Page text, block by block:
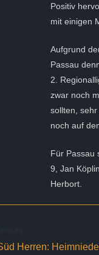
Positiv
mit einigen
Aufgrund
Passau
2.
zwar noch
sollten,
noch auf
Für Passau
9, Jan
Herbort.
Herren: